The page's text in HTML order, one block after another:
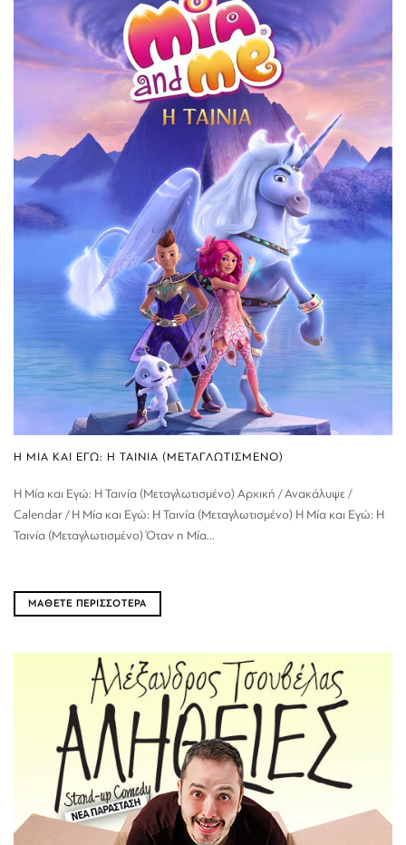
Η ΜΙΑ ΚΑΙ ΕΓΩ: Η ΤΑΙΝΙΑ (ΜΕΤΑΓΛΩΤΙΣΜΕΝΟ)
Η Μία και Εγώ: Η Ταινία (Μεταγλωτισμένο) Αρχική / Ανακάλυψε /
Calendar / Η Μία και Εγώ: Η Ταινία (Μεταγλωτισμένο) Η Μία και Εγώ: Η
Ταινία (Μεταγλωτισμένο) Όταν η Μία...
ΜΑΘΕΤΕ ΠΕΡΙΣΣΟΤΕΡΑ